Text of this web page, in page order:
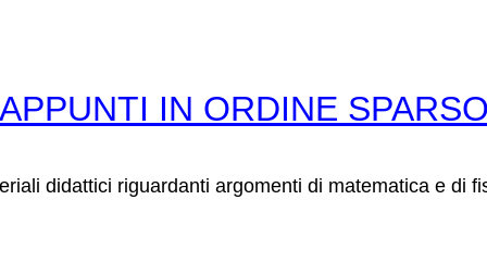
IN ORDINE SPARSO
didattici riguardanti argomenti di matematica e di